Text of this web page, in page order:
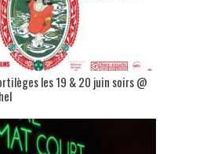
les 19 & 20 juin soirs @